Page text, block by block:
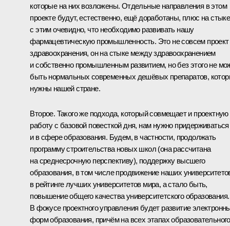
которые на них возложены. Отдельные направления в этом
проекте будут, естественно, ещё доработаны, плюс на стыке
с этим очевидно, что необходимо развивать нашу
фармацевтическую промышленность. Это не совсем проект
здравоохранения, он на стыке между здравоохранением
и собственно промышленным развитием, но без этого не
быть нормальных современных дешёвых препаратов,
нужны нашей стране.
Второе. Такого же подхода, который совмещает и проектную
работу с базовой повесткой дня, нам нужно придерживаться
и в сфере образования. Будем, в частности, продолжать
программу строительства новых школ (она рассчитана
на среднесрочную перспективу), поддержку высшего
образования, в том числе продвижение наших
в рейтинге лучших университетов мира, а стало быть,
повышение общего качества университетского образования.
В фокусе проектного управления будет развитие
форм образования, причём на всех этапах образовательного